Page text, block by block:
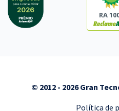
RA
© 2012 - 2026 Gran
Política de